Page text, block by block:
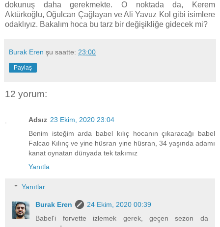
dokunuş daha gerekmekte. O noktada da, Kerem
Aktürkoğlu, Oğulcan Çağlayan ve Ali Yavuz Kol gibi isimlere
odaklıyız. Bakalım hoca bu tarz bir değişikliğe gidecek mi?
Burak Eren şu saatte: 23:00
Paylaş
12 yorum:
Adsız 23 Ekim, 2020 23:04
Benim isteğim arda babel kılıç hocanın çıkaracağı babel
Falcao Kılınç ve yine hüsran yine hüsran, 34 yaşında adamı
kanat oynatan dünyada tek takımız
Yanıtla
Yanıtlar
Burak Eren
24 Ekim, 2020 00:39
Babel'i forvette izlemek gerek, geçen sezon da